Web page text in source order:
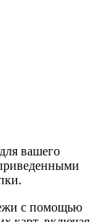
вашего
с помощью